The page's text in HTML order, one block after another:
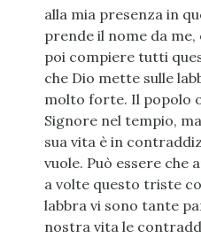
alla mia presenza in
prende il nome da me,
poi compiere tutti
che Dio mette sulle
molto forte. Il popolo
Signore nel tempio,
sua vita è in
vuole. Può essere che
a volte questo triste
labbra vi sono tante
nostra vita le